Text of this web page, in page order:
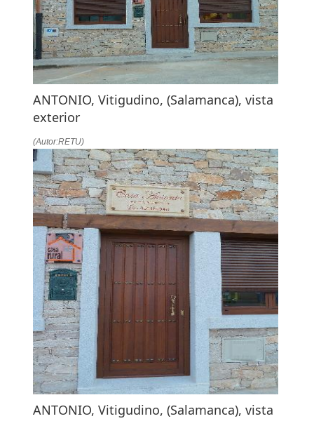
ANTONIO, Vitigudino, (Salamanca), vista
exterior
(Autor:RETU)
ANTONIO, Vitigudino, (Salamanca), vista